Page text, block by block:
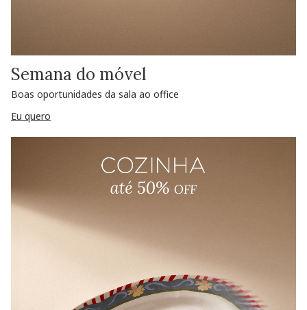
Semana do móvel
Boas oportunidades da sala ao office
Eu quero